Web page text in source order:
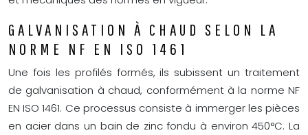
GALVANISATION À CHAUD SELON LA
NORME NF EN ISO 1461
Une fois les profilés formés, ils subissent un traitement
de galvanisation à chaud, conformément à la norme NF
EN ISO 1461. Ce processus consiste à immerger les pièces
en acier dans un bain de zinc fondu à environ 450°C. La